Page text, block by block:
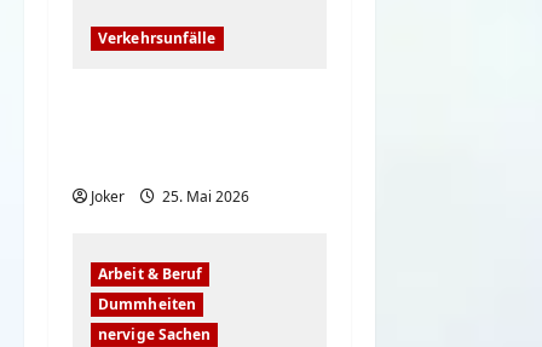
Verkehrsunfälle
Joker 25. Mai 2026
Arbeit & Beruf
Dummheiten
nervige Sachen